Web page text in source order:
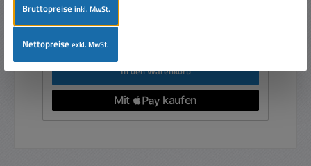
Verkaufspreis:
28,95 €
Preise inkl. MwSt. zzgl. Versandkosten
In den Warenkorb
Bruttopreiseinkl. MwSt.
Nettopreiseexkl. MwSt.